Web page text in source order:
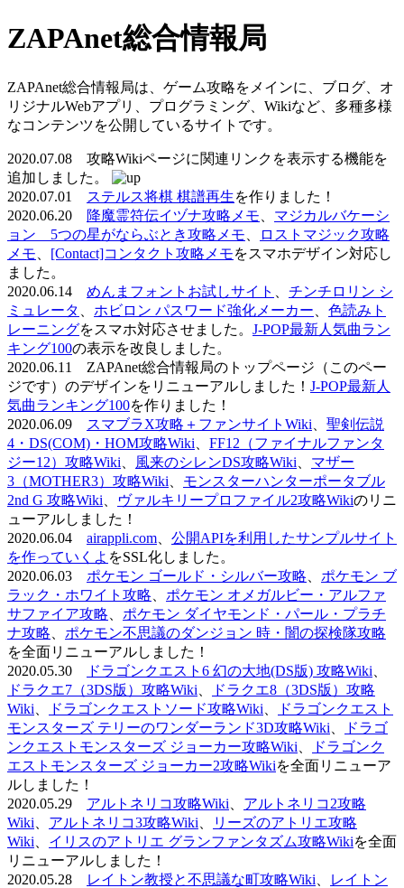
ZAPAnet総合情報局
ZAPAnet総合情報局は、ゲーム攻略をメインに、ブログ、オ
リジナルWebアプリ、プログラミング、Wikiなど、多種多様
なコンテンツを公開しているサイトです。
2020.07.08 攻略Wikiページに関連リンクを表示する機能を
追加しました。
2020.07.01
ステルス将棋 棋譜再生を作りました！
2020.06.20
降魔霊符伝イヅナ攻略メモ
マジカルバケーシ
ョン 5つの星がならぶとき攻略メモ
ロストマジック攻略
メモ
[Contact]コンタクト攻略メモをスマホデザイン対応し
ました。
2020.06.14 めんまフォントお試しサイト
チンチロリン シ
ミュレータ
ホビロン パスワード強化メーカー
色読みト
レーニングをスマホ対応させました。 J-POP最新人気曲ラン
キング100の表示を改良しました。
2020.06.11 ZAPAnet総合情報局のトップページ（このペー
ジです）のデザインをリニューアルしました！ J-POP最新人
気曲ランキング100を作りました！
2020.06.09
スマブラX攻略＋ファンサイトWiki
聖剣伝説
4・DS(COM)・HOM攻略Wiki
FF12（ファイナルファンタ
ジー12）攻略Wiki
風来のシレンDS攻略Wiki
マザー
3（MOTHER3）攻略Wiki
モンスターハンターポータブル
2nd G 攻略Wiki
ヴァルキリープロファイル2攻略Wikiのリニ
ューアルしました！
2020.06.04 airappli.com
公開APIを利用したサンプルサイト
を作っていくよ をSSL化しました。
2020.06.03 ポケモン ゴールド・シルバー攻略
ポケモン ブ
ラック・ホワイト攻略
ポケモン オメガルビー・アルファ
サファイア攻略
ポケモン ダイヤモンド・パール・プラチ
ナ攻略
ポケモン不思議のダンジョン 時・闇の探検隊攻略
を全面リニューアルしました！
2020.05.30
ドラゴンクエスト6 幻の大地(DS版) 攻略Wiki
ドラクエ7（3DS版）攻略Wiki
ドラクエ8（3DS版）攻略
Wiki
ドラゴンクエストソード攻略Wiki
ドラゴンクエスト
モンスターズ テリーのワンダーランド3D攻略Wiki
ドラゴ
ンクエストモンスターズ ジョーカー攻略Wiki
ドラゴンク
エストモンスターズ ジョーカー2攻略Wikiを全面リニューア
ルしました！
2020.05.29 アルトネリコ攻略Wiki
アルトネリコ2攻略
Wiki
アルトネリコ3攻略Wiki
リーズのアトリエ攻略
Wiki
イリスのアトリエ グランファンタズム攻略Wikiを全面
リニューアルしました！
2020.05.28
レイトン教授と不思議な町攻略Wiki
レイトン